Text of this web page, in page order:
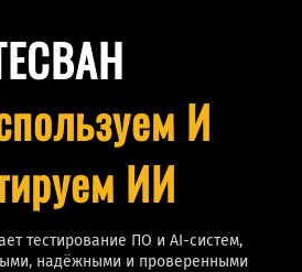
И
ИИ
тестирование ПО и AI-систем,
надёжными и проверенными